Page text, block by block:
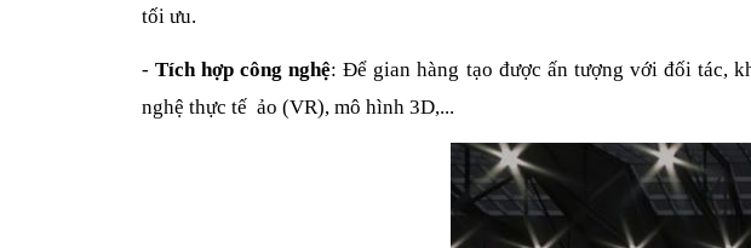
tối ưu.
-Tích hợp công nghệ: Để gian hàng tạo được ấn tượng với đối tác,
nghệ thực tế ảo (VR), mô hình 3D,...